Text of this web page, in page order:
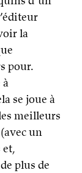
la
pour.
à
se joue à
meilleurs
un
plus de